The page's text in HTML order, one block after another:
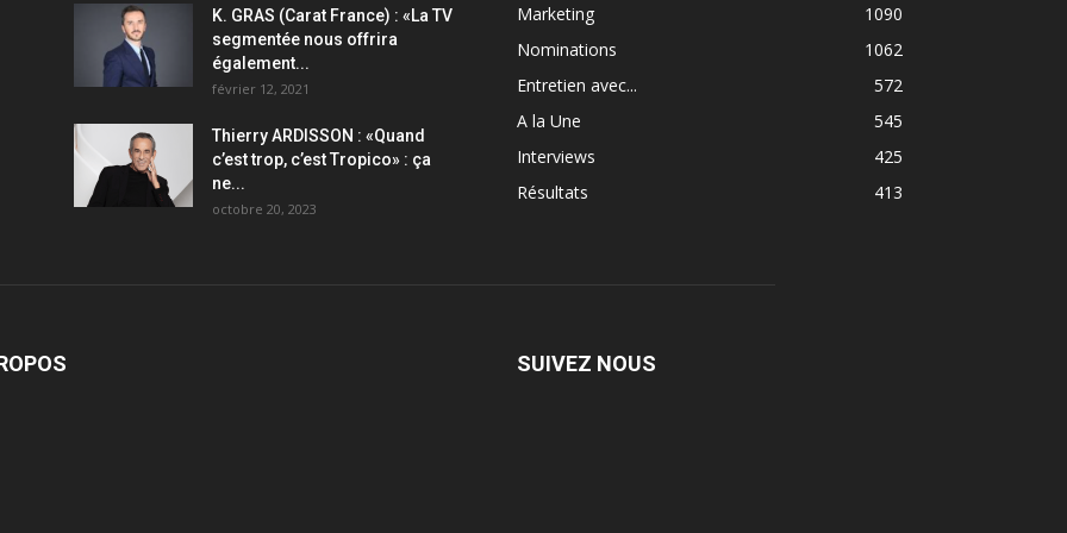
K. GRAS (Carat France) : «La TV
segmentée nous offrira
également...
février 12, 2021
Thierry ARDISSON : «Quand
c’est trop, c’est Tropico» : ça
ne...
octobre 20, 2023
Marketing
1090
Nominations
1062
Entretien avec...
572
A la Une
545
Interviews
425
Résultats
413
SUIVEZ NOUS